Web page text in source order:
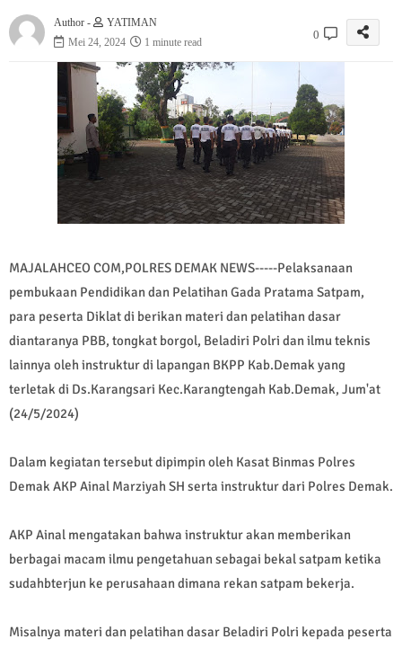
Author -
YATIMAN
Mei 24, 2024
1 minute read
0
MAJALAHCEO COM,POLRES DEMAK NEWS-----Pelaksanaan
pembukaan Pendidikan dan Pelatihan Gada Pratama Satpam,
para peserta Diklat di berikan materi dan pelatihan dasar
diantaranya PBB, tongkat borgol, Beladiri Polri dan ilmu teknis
lainnya oleh instruktur di lapangan BKPP Kab.Demak yang
terletak di Ds.Karangsari Kec.Karangtengah Kab.Demak, Jum'at
(24/5/2024)
Dalam kegiatan tersebut dipimpin oleh Kasat Binmas Polres
Demak AKP Ainal Marziyah SH serta instruktur dari Polres Demak.
AKP Ainal mengatakan bahwa instruktur akan memberikan
berbagai macam ilmu pengetahuan sebagai bekal satpam ketika
sudahbterjun ke perusahaan dimana rekan satpam bekerja.
Misalnya materi dan pelatihan dasar Beladiri Polri kepada peserta